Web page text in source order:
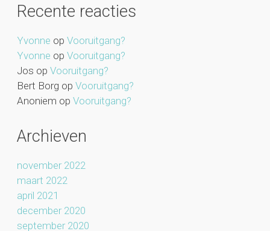
Recente reacties
Yvonne op Vooruitgang?
Yvonne op Vooruitgang?
Jos op Vooruitgang?
Bert Borg op Vooruitgang?
Anoniem op Vooruitgang?
Archieven
november 2022
maart 2022
april 2021
december 2020
september 2020